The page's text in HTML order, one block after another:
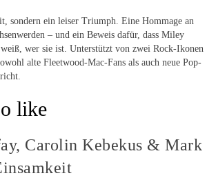
sondern ein leiser Triumph. Eine Hommage an
– und ein Beweis dafür, dass Miley
wer sie ist. Unterstützt von zwei Rock-Ikonen
alte Fleetwood-Mac-Fans als auch neue Pop-
like
Carolin Kebekus & Mark